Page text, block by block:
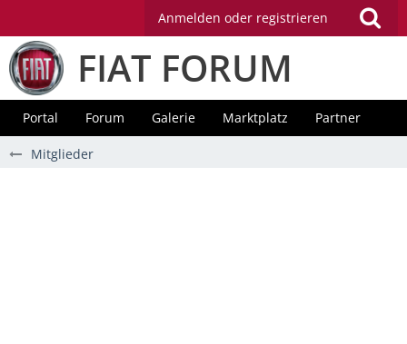
Anmelden oder registrieren
FIAT FORUM
Portal Forum Galerie Marktplatz Partner
Mitglieder